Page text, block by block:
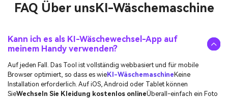
FAQ Über unsKI-Wäschemaschine
Kann ich es als KI-Wäschewechsel-App auf
meinem Handy verwenden?
Auf jeden Fall. Das Tool ist vollständig webbasiert und für mobile
Browser optimiert, so dass es wieKI-Wäschemaschine Keine
Installation erforderlich. Auf iOS, Android oder Tablet können
SieWechseln Sie Kleidung kostenlos onlineÜberall-einfach ein Foto